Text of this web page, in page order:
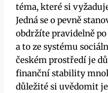
téma, které si
Jedná se o pevně
obdržíte pravidelně
a to ze systému
českém prostředí je
finanční stability
důležité si uvědomit